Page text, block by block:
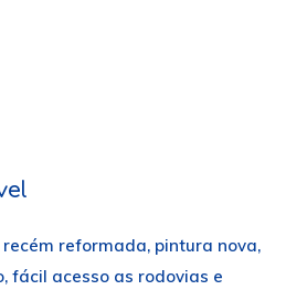
recém reformada, pintura nova,
fácil acesso as rodovias e